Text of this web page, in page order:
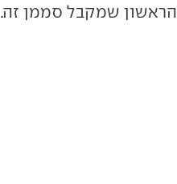
הראשון שמקבל סממן זה.